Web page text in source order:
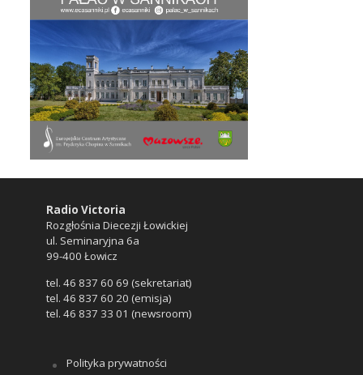
Radio Victoria
Rozgłośnia Diecezji Łowickiej
ul. Seminaryjna 6a
99-400 Łowicz
tel. 46 837 60 69 (sekretariat)
tel. 46 837 60 20 (emisja)
tel. 46 837 33 01 (newsroom)
Polityka prywatności